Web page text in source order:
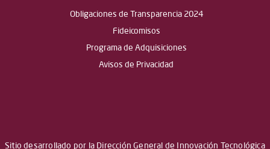
Obligaciones de Transparencia 2024
Fideicomisos
Programa de Adquisiciones
Avisos de Privacidad
Sitio desarrollado por la Dirección General de Innovación Tecnológica